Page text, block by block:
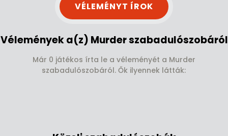
VÉLEMÉNYT ÍROK
Vélemények a(z) Murder szabadulószobáról
Már 0 játékos írta le a véleményét a Murder
szabadulószobáról. Ők ilyennek látták: